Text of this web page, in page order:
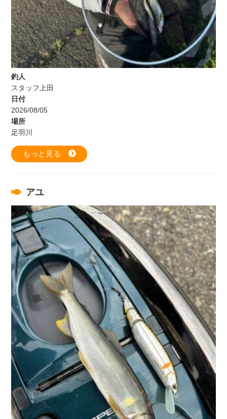
釣人
スタッフ上田
日付
2026/08/05
場所
足羽川
もっと見る
アユ